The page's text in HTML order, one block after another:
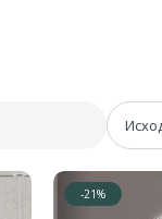
-21%